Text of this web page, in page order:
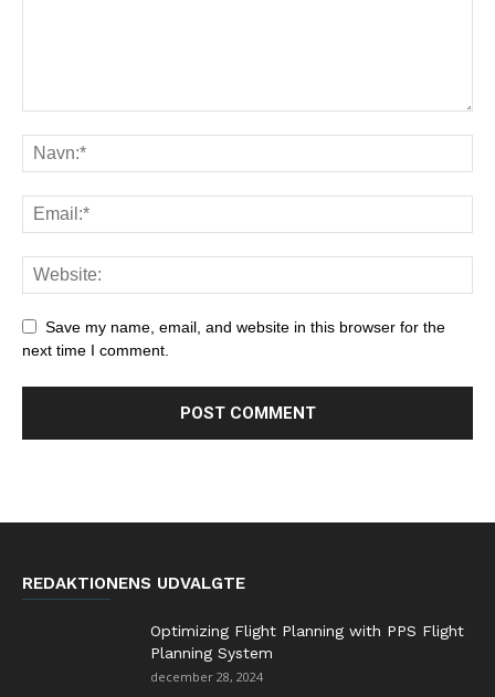
Save my name, email, and website in this browser for the
next time I comment.
REDAKTIONENS UDVALGTE
Optimizing Flight Planning with PPS Flight
Planning System
december 28, 2024